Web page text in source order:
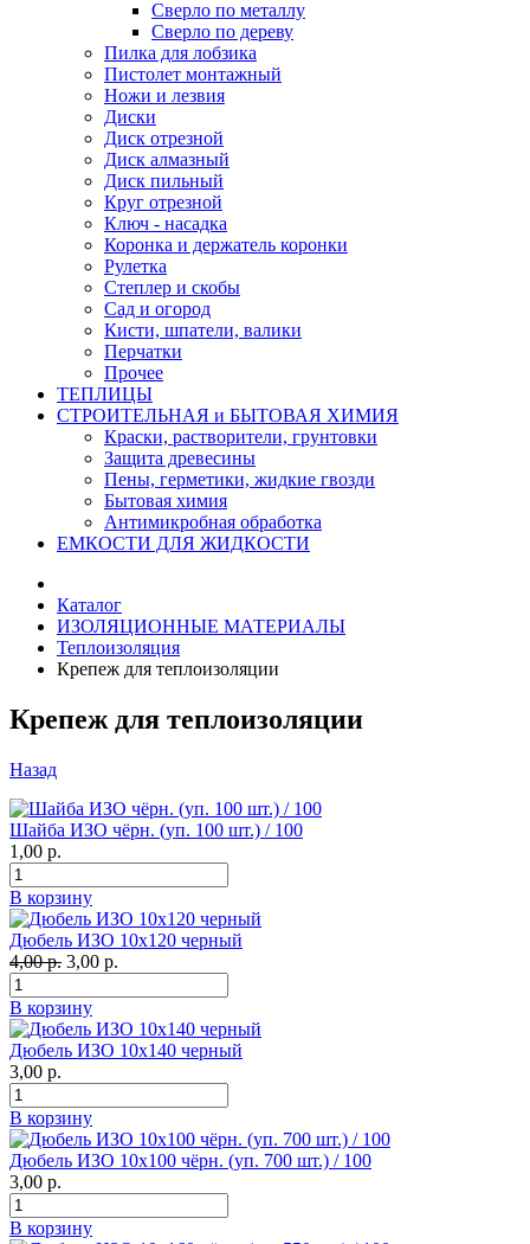
Сверло по металлу
Сверло по дереву
Пилка для лобзика
Пистолет монтажный
Ножи и лезвия
Диски
Диск отрезной
Диск алмазный
Диск пильный
Круг отрезной
Ключ - насадка
Коронка и держатель коронки
Рулетка
Степлер и скобы
Сад и огород
Кисти, шпатели, валики
Перчатки
Прочее
ТЕПЛИЦЫ
СТРОИТЕЛЬНАЯ и БЫТОВАЯ ХИМИЯ
Краски, растворители, грунтовки
Защита древесины
Пены, герметики, жидкие гвозди
Бытовая химия
Антимикробная обработка
ЕМКОСТИ ДЛЯ ЖИДКОСТИ
Каталог
ИЗОЛЯЦИОННЫЕ МАТЕРИАЛЫ
Теплоизоляция
Крепеж для теплоизоляции
Крепеж для теплоизоляции
Назад
Шайба ИЗО чёрн. (уп. 100 шт.) / 100
1,00 р.
В корзину
Дюбель ИЗО 10х120 черный
4,00 р. 3,00 р.
В корзину
Дюбель ИЗО 10х140 черный
3,00 р.
В корзину
Дюбель ИЗО 10х100 чёрн. (уп. 700 шт.) / 100
3,00 р.
В корзину